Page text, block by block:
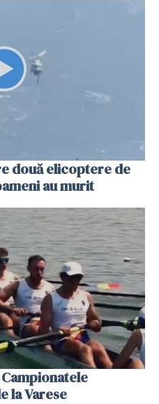
două elicoptere de
au murit
la Varese